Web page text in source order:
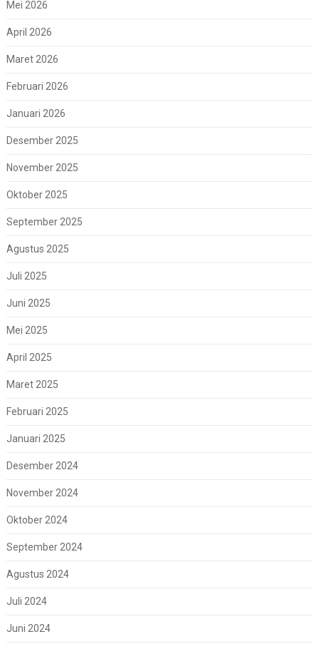
Mei 2026
April 2026
Maret 2026
Februari 2026
Januari 2026
Desember 2025
November 2025
Oktober 2025
September 2025
Agustus 2025
Juli 2025
Juni 2025
Mei 2025
April 2025
Maret 2025
Februari 2025
Januari 2025
Desember 2024
November 2024
Oktober 2024
September 2024
Agustus 2024
Juli 2024
Juni 2024